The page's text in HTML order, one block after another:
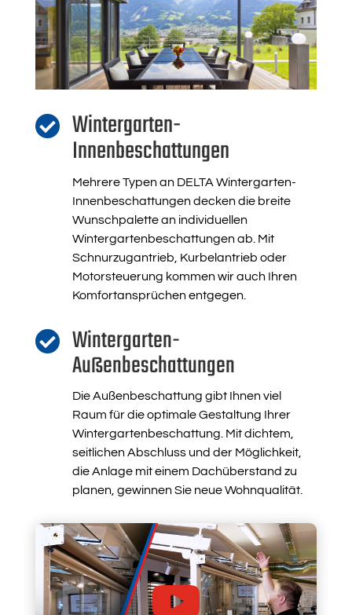
 Wintergarten-
Innenbeschattungen
Mehrere Typen an DELTA Wintergarten-
Innenbeschattungen decken die breite
Wunschpalette an individuellen
Wintergartenbeschattungen ab. Mit
Schnurzugantrieb, Kurbelantrieb oder
Motorsteuerung kommen wir auch Ihren
Komfortansprüchen entgegen.
 Wintergarten-
Außenbeschattungen
Die Außenbeschattung gibt Ihnen viel
Raum für die optimale Gestaltung Ihrer
Wintergartenbeschattung. Mit dichtem,
seitlichen Abschluss und der Möglichkeit,
die Anlage mit einem Dachüberstand zu
planen, gewinnen Sie neue Wohnqualität.